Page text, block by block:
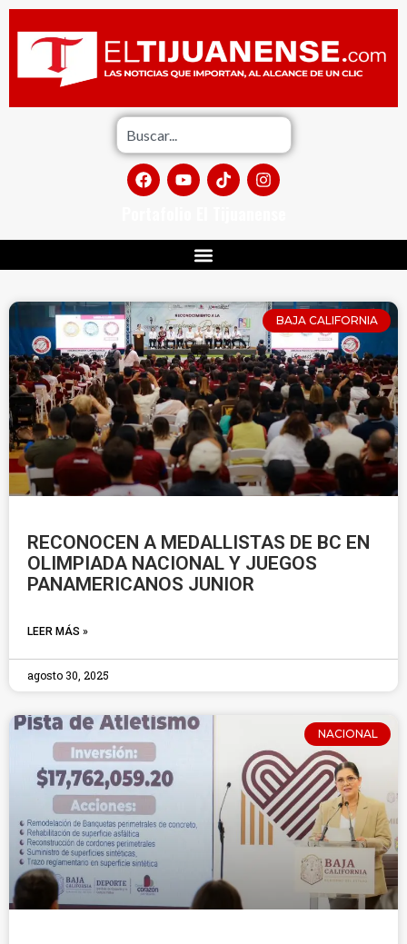
BAJA CALIFORNIA
RECONOCEN A MEDALLISTAS DE BC EN
OLIMPIADA NACIONAL Y JUEGOS
PANAMERICANOS JUNIOR
LEER MÁS »
agosto 30, 2025
NACIONAL